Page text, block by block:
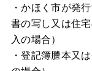
・かほく市が発
書の写し又は住
入の場合）
・登記簿謄本又